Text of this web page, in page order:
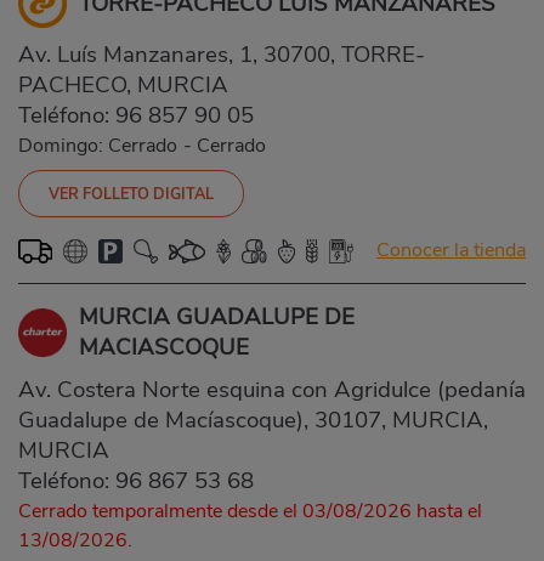
Av. Luís Manzanares, 1, 30700, TORRE-
PACHECO, MURCIA
Teléfono: 96 857 90 05
Domingo: Cerrado - Cerrado
VER FOLLETO DIGITAL
Conocer la tienda
MURCIA GUADALUPE DE
MACIASCOQUE
Av. Costera Norte esquina con Agridulce (pedanía
Guadalupe de Macíascoque), 30107, MURCIA,
MURCIA
Teléfono: 96 867 53 68
Cerrado temporalmente desde el 03/08/2026 hasta el
13/08/2026.